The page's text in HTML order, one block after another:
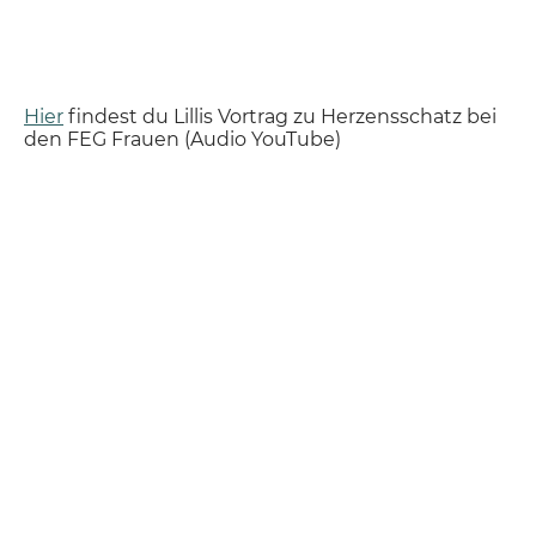
Hier findest du Lillis Vortrag zu Herzensschatz bei
den FEG Frauen (Audio YouTube)